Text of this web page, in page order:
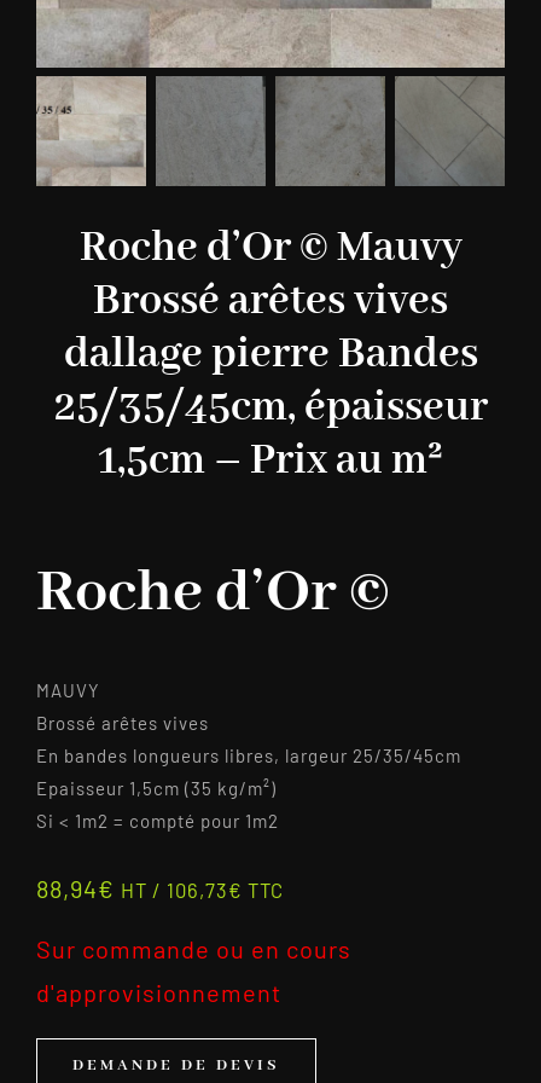
Roche d’Or © Mauvy
Brossé arêtes vives
dallage pierre Bandes
25/35/45cm, épaisseur
1,5cm – Prix au m²
Roche d’Or ©
MAUVY
Brossé arêtes vives
En bandes longueurs libres, largeur 25/35/45cm
Epaisseur 1,5cm (35 kg/m²)
Si < 1m2 = compté pour 1m2
88,94€ HT / 106,73€ TTC
Sur commande ou en cours
d'approvisionnement
DEMANDE DE DEVIS